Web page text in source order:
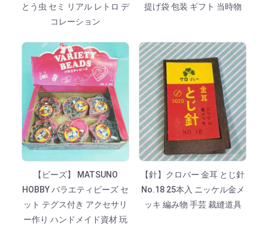
とう虫 セミ リアル レトロ デ
コレーション
提げ袋 包装 ギフト 当時物
【ビーズ】 MATSUNO
HOBBY バラエティビーズ セ
ット テグス付き アクセサリ
ー作り ハンドメイド資材 玩
【針】クロバー 金耳 とじ針
No.18 25本入 ニッケル金メ
ッキ 編み物 手芸 裁縫道具